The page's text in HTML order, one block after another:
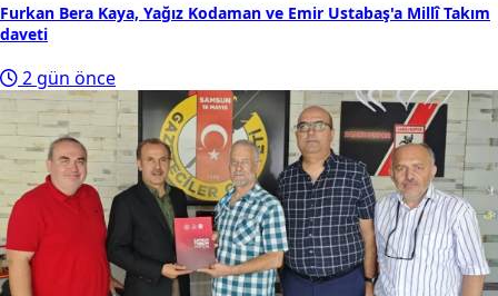
Furkan Bera Kaya, Yağız Kodaman ve Emir Ustabaş'a Millî Takım
daveti
2 gün önce